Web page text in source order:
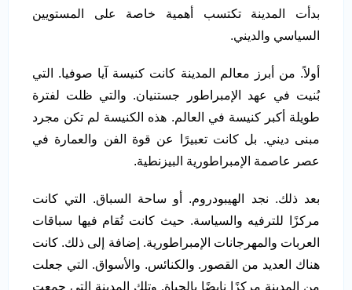
بدأت المدينة تكتسب أهمية خاصة على المستويين
السياسي والديني.
أولاً. من أبرز معالم المدينة كانت كنيسة آيا صوفيا. التي
بُنيت في عهد الإمبراطور جستنيان. والتي ظلت لفترة
طويلة أكبر كنيسة في العالم. هذه الكنيسة لم تكن مجرد
مبنى ديني. بل كانت تعبيرًا عن قوة الفن والعمارة في
عصر عاصمة الإمبراطورية البيزنطية.
بعد ذلك. نجد الهيبودروم. أو ساحة السباق. التي كانت
مركزًا للترفيه والسياسة. حيث كانت تُقام فيها سباقات
العربات والمهرجانات الإمبراطورية. إضافة إلى ذلك. كانت
هناك العديد من القصور. والكنائس. والأسواق. التي جعلت
من المدينة مركزًا نابضًا بالحياة. وتلك المدينة التي جمعت